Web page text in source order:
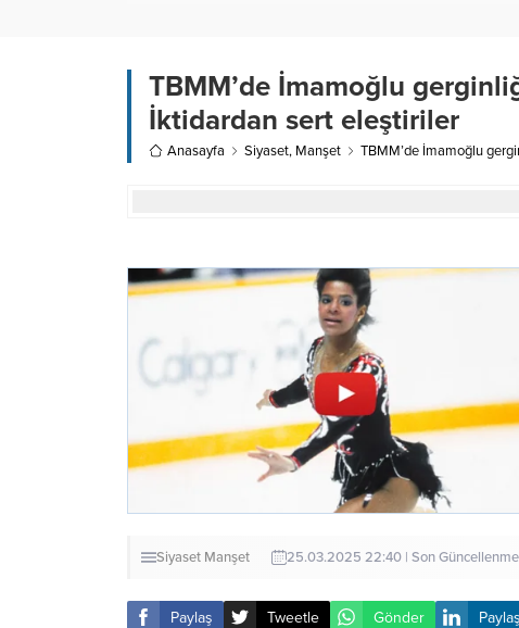
TBMM’de İmamoğlu
İktidardan sert eleştiriler
Anasayfa Siyaset, Manşet TBMM’de İmamoğlu
Siyaset Manşet 25.03.2025 22:40 | Son
Paylaş Tweetle Gönder Paylaş